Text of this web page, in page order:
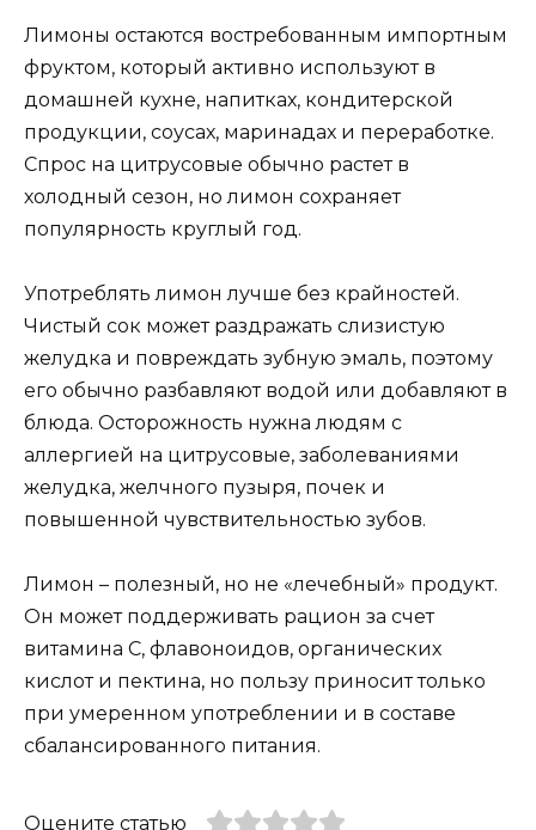
Лимоны остаются востребованным импортным
фруктом, который активно используют в
домашней кухне, напитках, кондитерской
продукции, соусах, маринадах и переработке.
Спрос на цитрусовые обычно растет в
холодный сезон, но лимон сохраняет
популярность круглый год.
Употреблять лимон лучше без крайностей.
Чистый сок может раздражать слизистую
желудка и повреждать зубную эмаль, поэтому
его обычно разбавляют водой или добавляют в
блюда. Осторожность нужна людям с
аллергией на цитрусовые, заболеваниями
желудка, желчного пузыря, почек и
повышенной чувствительностью зубов.
Лимон – полезный, но не «лечебный» продукт.
Он может поддерживать рацион за счет
витамина С, флавоноидов, органических
кислот и пектина, но пользу приносит только
при умеренном употреблении и в составе
сбалансированного питания.
Оцените статью